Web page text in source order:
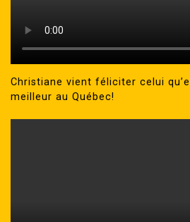
Christiane vient féliciter celui
meilleur au Québec!